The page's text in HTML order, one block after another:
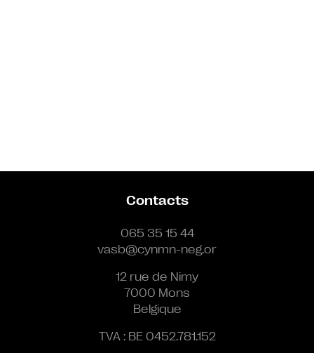
Contacts
065 35 15 44
vasb@cynmn-neg.or
12 rue de Nimy
7000 Mons
Belgique
TVA : BE 0452.781.152